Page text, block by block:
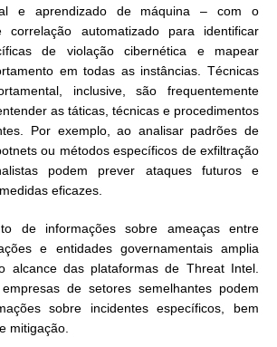
e aprendizado de máquina – com o
correlação automatizado para identificar
de violação cibernética e mapear
em todas as instâncias. Técnicas
inclusive, são frequentemente
as táticas, técnicas e procedimentos
Por exemplo, ao analisar padrões de
ou métodos específicos de exfiltração
podem prever ataques futuros e
eficazes.
de informações sobre ameaças entre
e entidades governamentais amplia
alcance das plataformas de Threat Intel.
de setores semelhantes podem
sobre incidentes específicos, bem
mitigação.